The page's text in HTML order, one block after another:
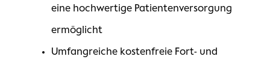
eine hochwertige Patientenversorgung
ermöglicht
Umfangreiche kostenfreie Fort- und